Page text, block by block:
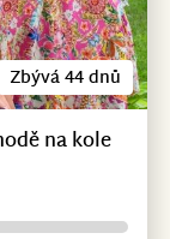
Zbývá 44 dnů
na kole